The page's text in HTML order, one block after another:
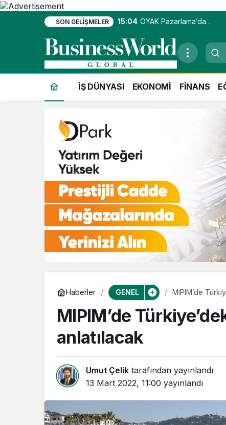
SON GELIŞMELER 15:04 OYAK Pazarlama’da
entegre hizmet
ekosistemi kuruluyor
İŞ DÜNYASI EKONOMİ FİNANS
Haberler GENEL MIPIM’de
MIPIM’de
anlatılacak
Umut Çelik tarafından yayınlandı
13 Mart 2022, 11:00 yayınlandı